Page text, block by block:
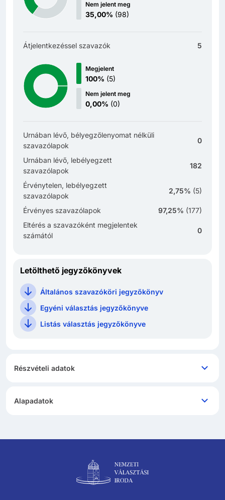
Nem jelent meg
35,00% (98)
Átjelentkezéssel szavazók 5
Megjelent
100% (5)
Nem jelent meg
0,00% (0)
Urnában lévő, bélyegzőlenyomat nélküli
szavazólapok
0
Urnában lévő, lebélyegzett
szavazólapok
182
Érvénytelen, lebélyegzett
szavazólapok
2,75% (5)
Érvényes szavazólapok 97,25% (177)
Eltérés a szavazóként megjelentek
számától
0
Letölthető jegyzőkönyvek
Általános szavazóköri jegyzőkönyv
Egyéni választás jegyzőkönyve
Listás választás jegyzőkönyve
Részvételi adatok
Alapadatok
Lábléc navigáció